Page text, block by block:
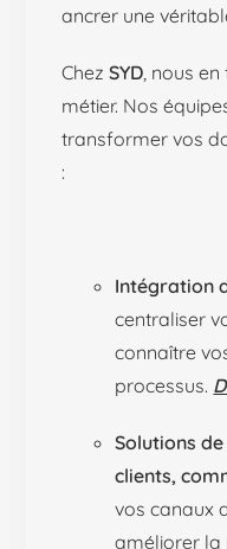
ancrer une
ChezSYD, nous
métier. Nos
transformer vos
:
Intégration
centraliser
connaître
processus.
Solutions
clients,
vos canaux
améliorer la